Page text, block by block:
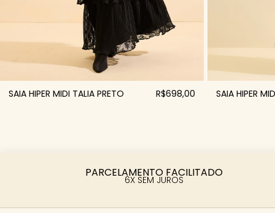
SAIA HIPER MIDI TALIA PRETO R$698,00 SAIA HIPER
PARCELAMENTO FACILITADO
6X SEM JUROS